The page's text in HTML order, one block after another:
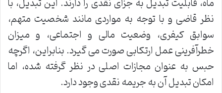
نظر قاضی و با توجه به مواردی مانند شخصیت متهم،
سوابق کیفری، وضعیت مالی و اجتماعی، و میزان
خطرآفرینی عمل ارتکابی صورت می گیرد. بنابراین، اگرچه
حبس به عنوان مجازات اصلی در نظر گرفته شده، اما
امکان تبدیل آن به جریمه نقدی وجود دارد.